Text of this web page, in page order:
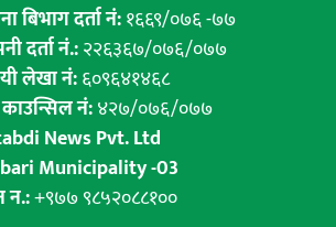
बिभाग दर्ता नं:१६६९/०७६ -७७
दर्ता नं.:२२६३६७/०७६/०७७
लेखा नं:६०९६४१४६८
काउन्सिल नं:४२७/०७६/०७७
News Pvt. Ltd
Municipality -03
न.:+९७७ ९८५२०८८१००